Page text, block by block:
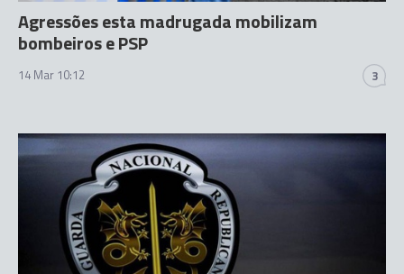
Agressões esta madrugada mobilizam
bombeiros e PSP
14 Mar 10:12 3